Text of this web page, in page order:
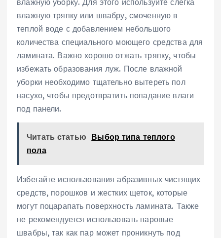
влажную тряпку или швабру, смоченную в
теплой воде с добавлением небольшого
количества специального моющего средства для
ламината. Важно хорошо отжать тряпку, чтобы
избежать образования луж. После влажной
уборки необходимо тщательно вытереть пол
насухо, чтобы предотвратить попадание влаги
под панели.
Читать статью Выбор типа теплого
пола
Избегайте использования абразивных чистящих
средств, порошков и жестких щеток, которые
могут поцарапать поверхность ламината. Также
не рекомендуется использовать паровые
швабры, так как пар может проникнуть под